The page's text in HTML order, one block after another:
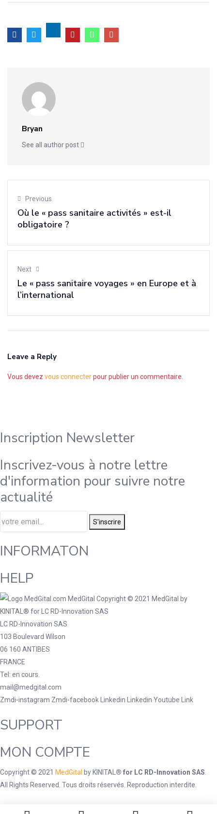
Bryan
See all author post
Previous
Où le « pass sanitaire activités » est-il
obligatoire ?
Next
Le « pass sanitaire voyages » en Europe et à
l’international
Leave a Reply
Vous devez vous connecterpour publier un commentaire.
Inscription Newsletter
Inscrivez-vous à notre lettre
d'information pour suivre notre
actualité
S'inscrire
INFORMATON
HELP
LC RD-Innovation SAS
103 Boulevard Wilson
06 160 ANTIBES
FRANCE
Tel: en cours.
mail@medgital.com
Zmdi-instagram Zmdi-facebook Linkedin Linkedin Youtube Link
SUPPORT
MON COMPTE
Copyright © 2021 MedGital by KINITAL® for LC RD-Innovation SAS.
All Rights Reserved. Tous droits réservés. Reproduction interdite.